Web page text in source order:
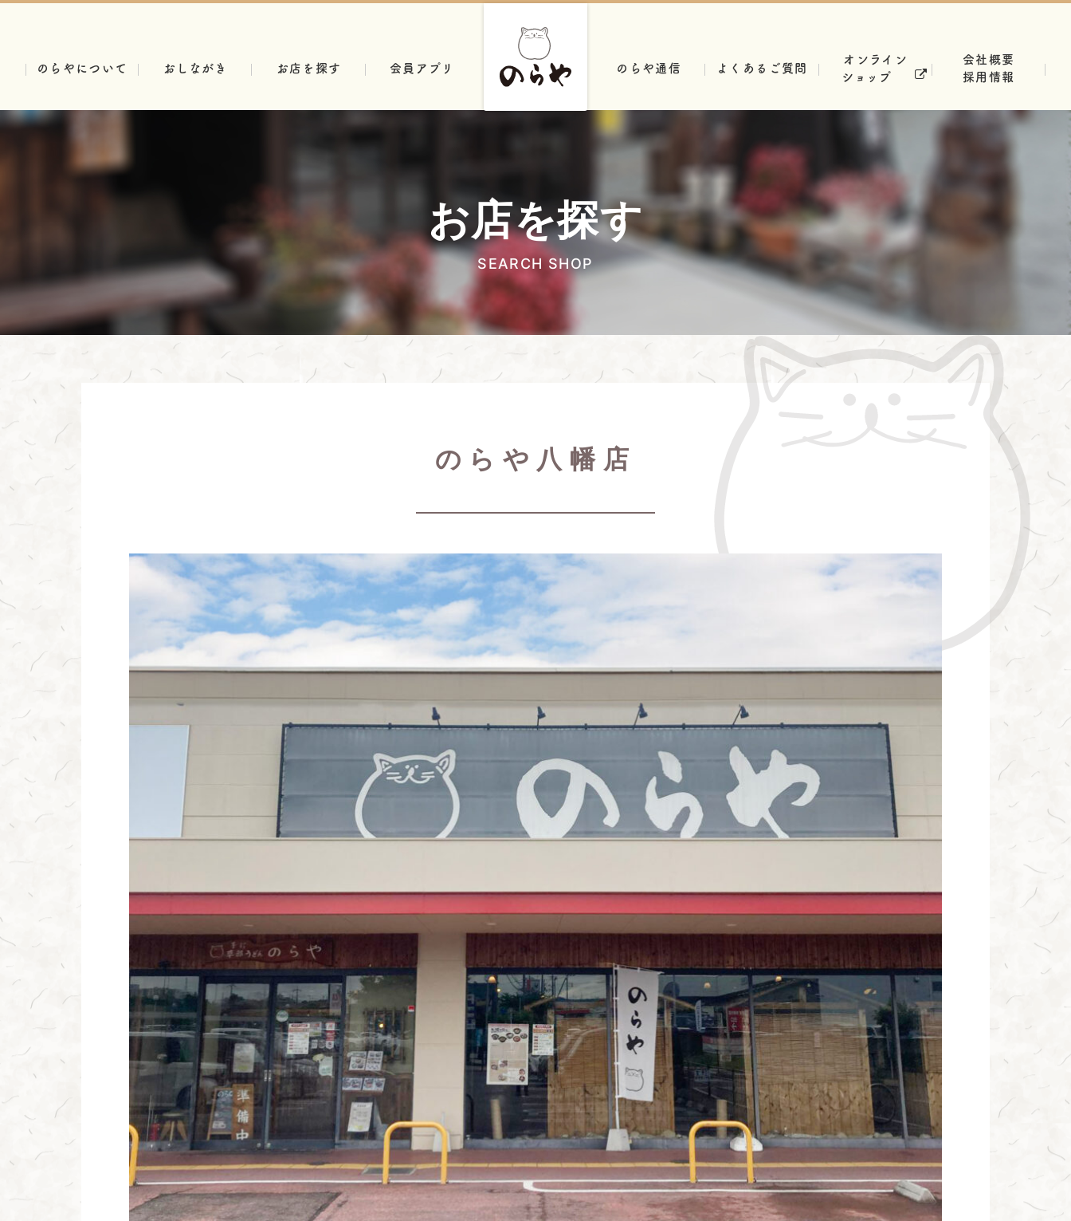
のらやについて おしながき お店を探す 会員アプリ のらや通信 よくあるご質問
オンライン
ショップ
会社概要
採用情報
お店を探す
SEARCH SHOP
のらや八幡店